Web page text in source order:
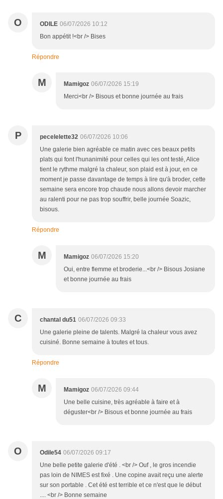
O ODILE 06/07/2026 10:12
Bon appétit !<br /> Bises
Répondre
M Mamigoz 06/07/2026 15:19
Merci<br /> Bisous et bonne journée au frais
P pecelelette32 06/07/2026 10:06
Une galerie bien agréable ce matin avec ces beaux petits
plats qui font l'hunanimité pour celles qui les ont testé, Alice
tient le rythme malgré la chaleur, son plaid est à jour, en ce
moment je passe davantage de temps à lire qu'à broder, cette
semaine sera encore trop chaude nous allons devoir marcher
au ralenti pour ne pas trop souffrir, belle journée Soazic,
bisous.
Répondre
M Mamigoz 06/07/2026 15:20
Oui, entre flemme et broderie...<br /> Bisous Josiane
et bonne journée au frais
C chantal du51 06/07/2026 09:33
Une galerie pleine de talents. Malgré la chaleur vous avez
cuisiné. Bonne semaine à toutes et tous.
Répondre
M Mamigoz 06/07/2026 09:44
Une belle cuisine, très agréable à faire et à
déguster<br /> Bisous et bonne journée au frais
O Odile54 06/07/2026 09:17
Une belle petite galerie d'été . <br /> Ouf , le gros incendie
pas loin de NIMES est fixé . Une copine avait reçu une alerte
sur son portable . Cet été est terrible et ce n'est que le début
.... <br /> Bonne semaine